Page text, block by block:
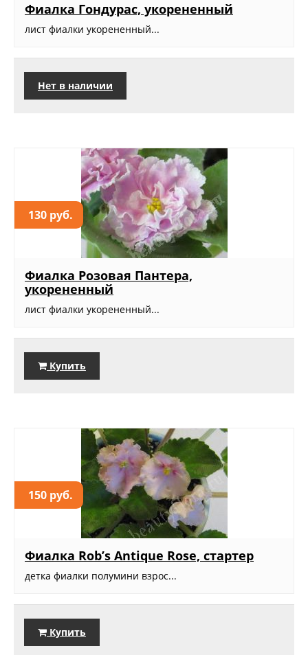
Фиалка Гондурас, укорененный
лист фиалки укорененный...
Нет в наличии
130 руб.
Фиалка Розовая Пантера,
укорененный
лист фиалки укорененный...
Купить
150 руб.
Фиалка Rob’s Antique Rose, стартер
детка фиалки полумини взрос...
Купить